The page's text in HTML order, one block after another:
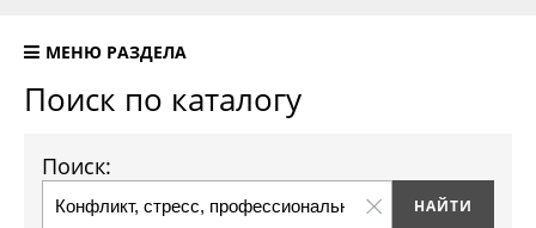
МЕНЮ РАЗДЕЛА
Поиск по каталогу
Поиск: